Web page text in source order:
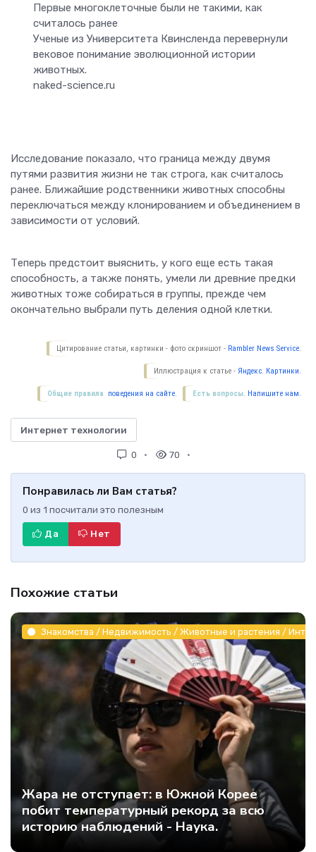
Первые многоклеточные были не такими, как
считалось ранее
Ученые из Университета Квинсленда перевернули
вековое понимание эволюционной истории
животных.
naked-science.ru
Исследование показало, что граница между двумя
путями развития жизни не так строга, как считалось
ранее. Ближайшие родственники животных способны
переключаться между клонированием и объединением в
зависимости от условий.
Теперь предстоит выяснить, у кого еще есть такая
способность, а также понять, умели ли древние предки
животных тоже собираться в группы, прежде чем
окончательно выбрали путь деления одной клетки.
Цитирование статьи, картинки - фото скриншот - Rambler News Service.
Иллюстрация к статье - Яндекс. Картинки.
Есть вопросы. Напишите нам.
Общие правила поведения на сайте.
Интернет технологии
0 70
Понравилась ли Вам статья?
0 из 1 посчитали это полезным
Да Нет
Похожие статьи
Знакомства / Недвижимость / Животные и растения /
Жара не отступает: в Южной Корее
побит температурный рекорд за всю
историю наблюдений - Наука.